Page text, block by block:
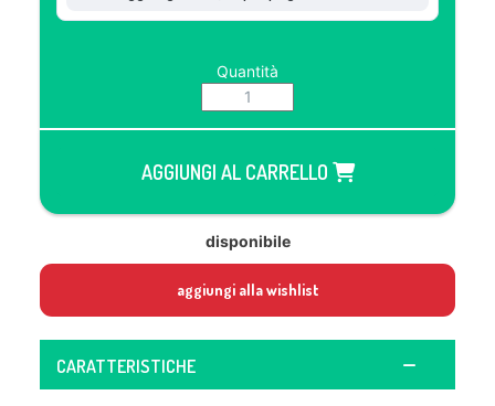
Quantità
AGGIUNGI AL CARRELLO
disponibile
aggiungi alla wishlist
CARATTERISTICHE